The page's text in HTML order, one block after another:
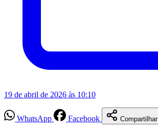
19 de abril de 2026 às 10:10
WhatsApp Facebook Compartilhar